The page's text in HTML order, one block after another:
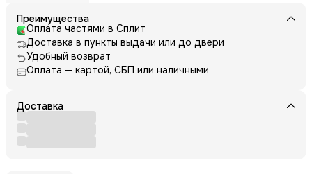
Преимущества
Оплата частями в Сплит
Доставка в пункты выдачи или до двери
Удобный возврат
Оплата — картой, СБП или наличными
Доставка